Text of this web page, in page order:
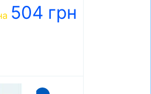
504 грн